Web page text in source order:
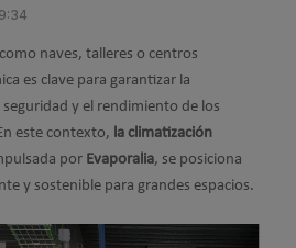
naves, talleres o centros
es clave para garantizar la
y el rendimiento de los
este contexto, la climatización
por Evaporalia, se posiciona
y sostenible para grandes espacios.